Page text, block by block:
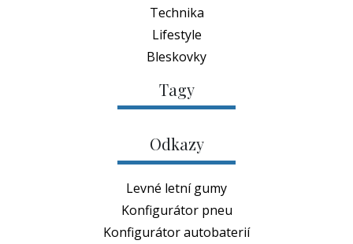
Technika
Lifestyle
Bleskovky
Tagy
Odkazy
Levné letní gumy
Konfigurátor pneu
Konfigurátor autobaterií